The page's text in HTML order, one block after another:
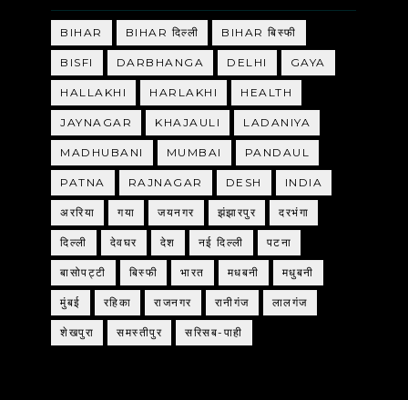
BIHAR BIHAR दिल्ली BIHAR बिस्फी
BISFI DARBHANGA DELHI GAYA
HALLAKHI HARLAKHI HEALTH
JAYNAGAR KHAJAULI LADANIYA
MADHUBANI MUMBAI PANDAUL
PATNA RAJNAGAR DESH INDIA
अररिया गया जयनगर झंझारपुर दरभंगा
दिल्ली देवघर देश नई दिल्ली पटना
बासोपट्टी बिस्फी भारत मधबनी मधुबनी
मुंबई रहिका राजनगर रानीगंज लालगंज
शेखपुरा समस्तीपुर सरिसब-पाही